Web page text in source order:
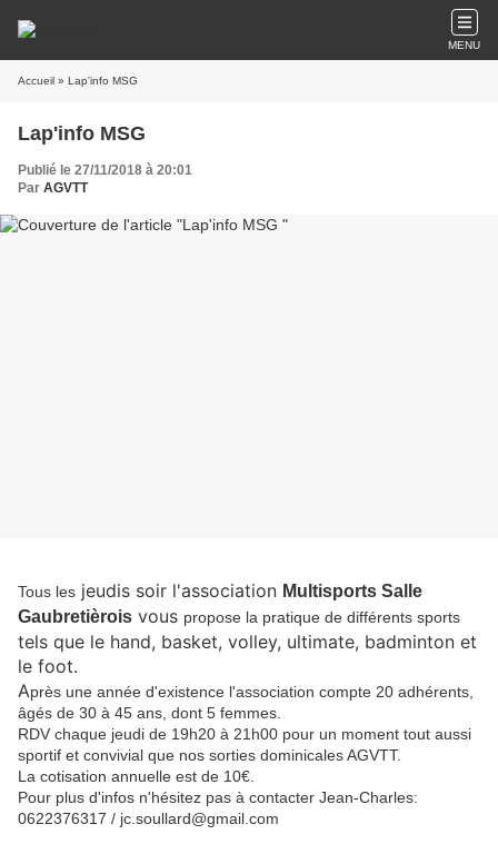
MENU
Accueil » Lap'info MSG
Lap'info MSG
Publié le 27/11/2018 à 20:01
Par AGVTT
Tous les jeudis soir l'association Multisports Salle
Gaubretièrois vous propose la pratique de différents sports
tels que le hand, basket, volley, ultimate, badminton et
le foot.
Après une année d'existence l'association compte 20 adhérents,
âgés de 30 à 45 ans, dont 5 femmes.
RDV chaque jeudi de 19h20 à 21h00 pour un moment tout aussi
sportif et convivial que nos sorties dominicales AGVTT.
La cotisation annuelle est de 10€.
Pour plus d'infos n'hésitez pas à contacter Jean-Charles:
0622376317 / jc.soullard@gmail.com